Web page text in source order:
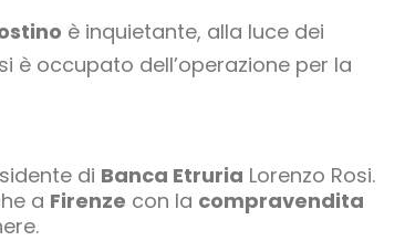
è inquietante, alla luce dei
è occupato dell’operazione per la
di Banca Etruria Lorenzo Rosi.
a Firenze con la compravendita